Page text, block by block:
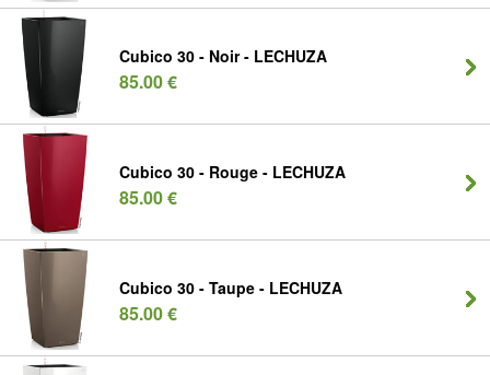
Cubico 30 - Noir - LECHUZA
85.00 €
Cubico 30 - Rouge - LECHUZA
85.00 €
Cubico 30 - Taupe - LECHUZA
85.00 €